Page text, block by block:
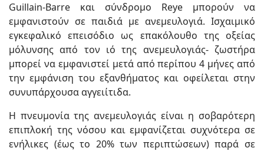
Guillain-Barre και σύνδρομο Reye μπορούν να
εμφανιστούν σε παιδιά με ανεμευλογιά. Ισχαιμικό
εγκεφαλικό επεισόδιο ως επακόλουθο της οξείας
μόλυνσης από τον ιό της ανεμευλογιάς- ζωστήρα
μπορεί να εμφανιστεί μετά από περίπου 4 μήνες από
την εμφάνιση του εξανθήματος και οφείλεται στην
συνυπάρχουσα αγγειίτιδα.
Η πνευμονία της ανεμευλογιάς είναι η σοβαρότερη
επιπλοκή της νόσου και εμφανίζεται συχνότερα σε
ενήλικες (έως το 20% των περιπτώσεων) παρά σε